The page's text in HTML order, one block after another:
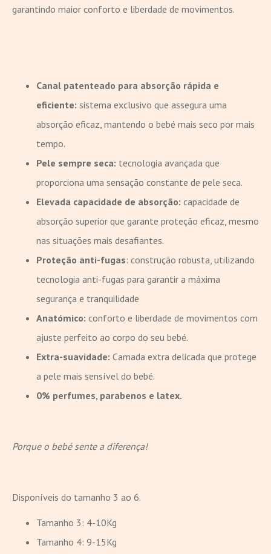
garantindo maior conforto e liberdade de movimentos.
Canal patenteado para absorção rápida e
eficiente: sistema exclusivo que assegura uma
absorção eficaz, mantendo o bebé mais seco por mais
tempo.
Pele sempre seca: tecnologia avançada que
proporciona uma sensação constante de pele seca.
Elevada capacidade de absorção: capacidade de
absorção superior que garante proteção eficaz, mesmo
nas situações mais desafiantes.
Proteção anti-fugas: construção robusta, utilizando
tecnologia anti-fugas para garantir a máxima
segurança e tranquilidade
Anatómico: conforto e liberdade de movimentos com
ajuste perfeito ao corpo do seu bebé.
Extra-suavidade: Camada extra delicada que protege
a pele mais sensível do bebé.
0% perfumes, parabenos e latex.
Porque o bebé sente a diferença!
Disponíveis do tamanho 3 ao 6.
Tamanho 3: 4-10Kg
Tamanho 4: 9-15Kg